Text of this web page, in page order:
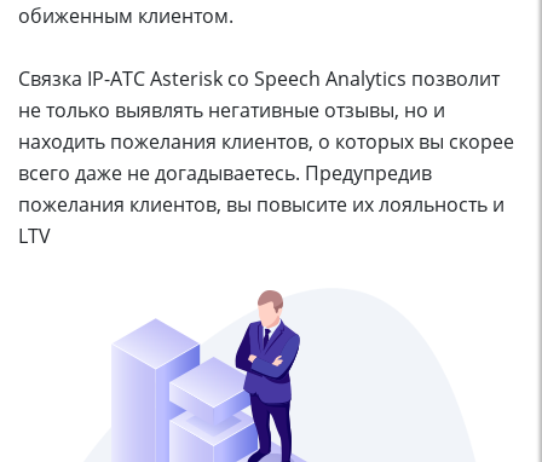
обиженным клиентом.
Связка IP-АТС Asterisk со Speech Analytics позволит
не только выявлять негативные отзывы, но и
находить пожелания клиентов, о которых вы скорее
всего даже не догадываетесь. Предупредив
пожелания клиентов, вы повысите их лояльность и
LTV